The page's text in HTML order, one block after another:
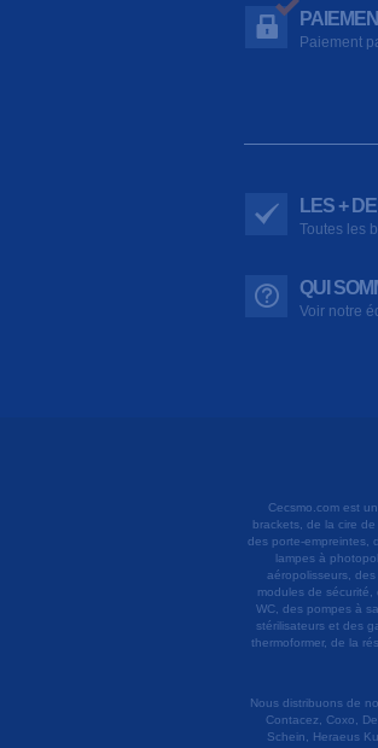
Paiement
LES +
Toutes les
QUI
Voir notre
Cecsmo.com est
brackets, de la cire
des porte-empreintes,
lampes à
aéropolisseurs,
modules de
WC, des pompes à
stérilisateurs et des
thermoformer, de la
Nous distribuons de
Contacez, Coxo,
Schein, Heraeus